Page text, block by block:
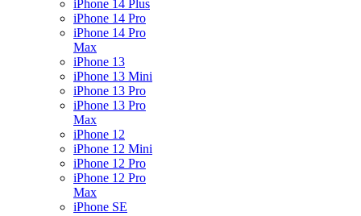
iPhone 14 Plus
iPhone 14 Pro
iPhone 14 Pro
Max
iPhone 13
iPhone 13 Mini
iPhone 13 Pro
iPhone 13 Pro
Max
iPhone 12
iPhone 12 Mini
iPhone 12 Pro
iPhone 12 Pro
Max
iPhone SE